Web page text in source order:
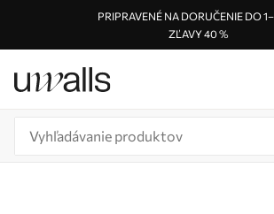
PRIPRAVENÉ NA DORUČENIE DO
ZĽAVY 40 %